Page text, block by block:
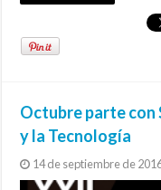
Octubre parte con
y la Tecnología
14 de septiembre de